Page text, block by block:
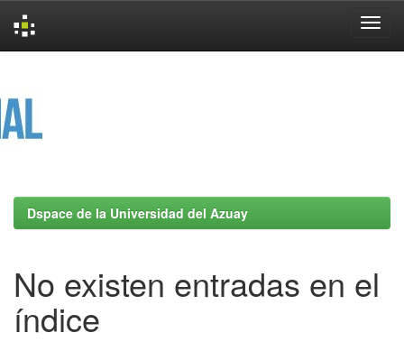
Dspace de la Universidad del Azuay
No existen entradas en el
índice